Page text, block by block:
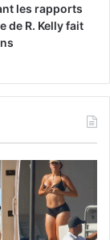
les rapports
de R. Kelly fait